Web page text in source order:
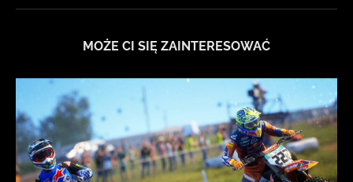
MOŻE CI SIĘ ZAINTERESOWAĆ